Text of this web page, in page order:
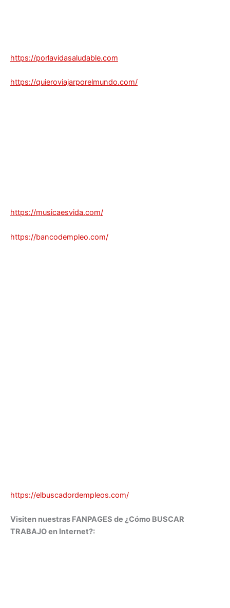
https://porlavidasaludable.com
https://quieroviajarporelmundo.com/
https://musicaesvida.com/
https://bancodempleo.com/
https://elbuscadordempleos.com/
Visiten nuestras FANPAGES de ¿Cómo BUSCAR
TRABAJO en Internet?: